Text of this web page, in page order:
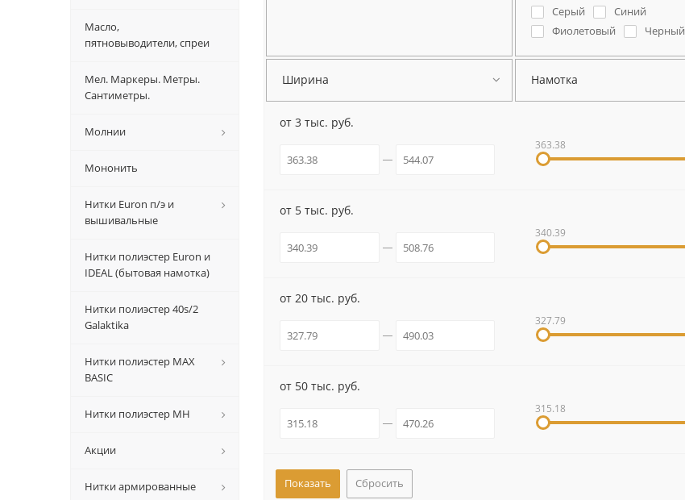
Серый
Синий
Фиолетовый
Черный
Ширина Намотка
от 3 тыс. руб.
363.38
от 5 тыс. руб.
340.39
от 20 тыс. руб.
327.79
от 50 тыс. руб.
315.18
Сбросить
Масло,
пятновыводители, спреи
Мел. Маркеры. Метры.
Сантиметры.
Молнии
Мононить
Нитки Euron п/э и
вышивальные
Нитки полиэстер Euron и
IDEAL (бытовая намотка)
Нитки полиэстер 40s/2
Galaktika
Нитки полиэстер MAX
BASIC
Нитки полиэстер MH
Акции
Нитки армированные